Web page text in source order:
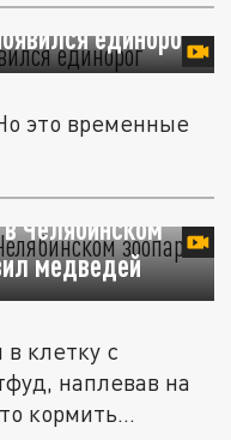
единорог
это временные
Челябинском
медведей
клетку с
наплевав на
кормить...